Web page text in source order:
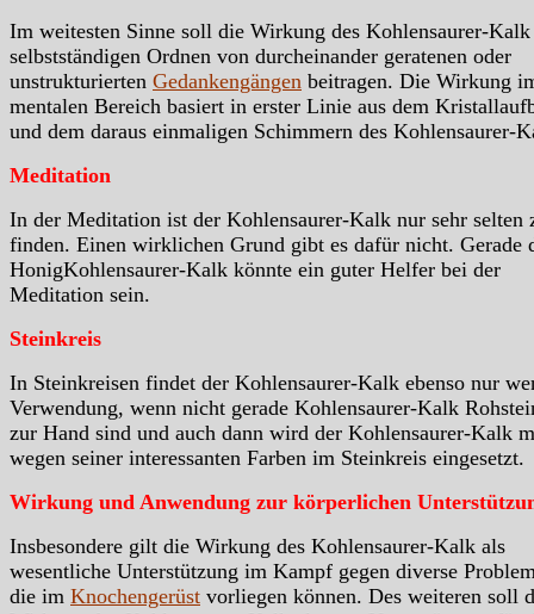
Im weitesten Sinne soll die Wirkung des Kohlensaurer-
selbstständigen Ordnen von durcheinander geratenen oder
unstrukturierten Gedankengängen beitragen. Die Wirkung
mentalen Bereich basiert in erster Linie aus dem
und dem daraus einmaligen Schimmern des Kohlensaurer-
Meditation
In der Meditation ist der Kohlensaurer-Kalk nur sehr selten
finden. Einen wirklichen Grund gibt es dafür nicht. Gerade
HonigKohlensaurer-Kalk könnte ein guter Helfer bei der
Meditation sein.
Steinkreis
In Steinkreisen findet der Kohlensaurer-Kalk ebenso nur
Verwendung, wenn nicht gerade Kohlensaurer-Kalk
zur Hand sind und auch dann wird der Kohlensaurer-Kalk
wegen seiner interessanten Farben im Steinkreis eingesetzt.
Wirkung und Anwendung zur körperlichen
Insbesondere gilt die Wirkung des Kohlensaurer-Kalk als
wesentliche Unterstützung im Kampf gegen diverse
die im Knochengerüst vorliegen können. Des weiteren soll